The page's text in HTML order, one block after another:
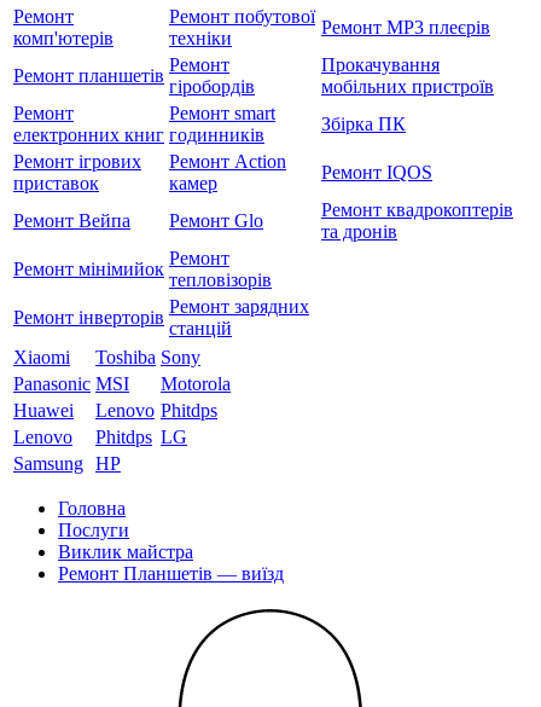
Ремонт
комп'ютерів
Ремонт побутової
техніки
Ремонт MP3 плеєрів
Ремонт планшетів
Ремонт
гіробордів
Прокачування
мобільних пристроїв
Ремонт
електронних книг
Ремонт smart
годинників
Збірка ПК
Ремонт ігрових
приставок
Ремонт Action
камер
Ремонт IQOS
Ремонт Вейпа Ремонт Glo
Ремонт квадрокоптерів
та дронів
Ремонт мiнiмийок
Ремонт
тепловізорів
Ремонт інверторів
Ремонт зарядних
станцій
Xiaomi
Toshiba Sony
Panasonic MSI
Motorola
Huawei
Lenovo Phitdps
Lenovo
Phitdps LG
Samsung HP
Головна
Послуги
Виклик майстра
Ремонт Планшетiв — виїзд